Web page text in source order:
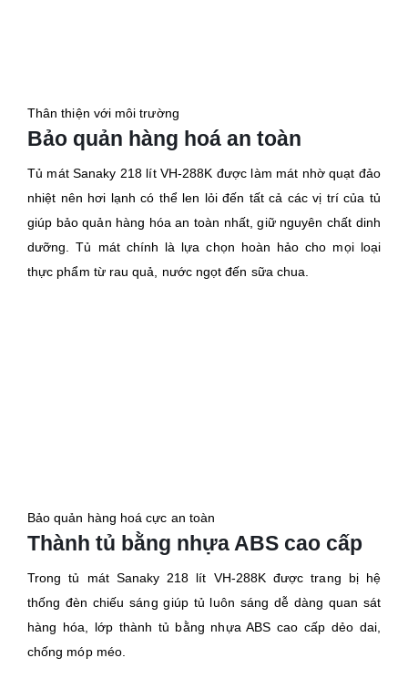
Thân thiện với môi trường
Bảo quản hàng hoá an toàn
Tủ mát Sanaky 218 lít VH-288K được làm mát nhờ quạt đảo
nhiệt nên hơi lạnh có thể len lỏi đến tất cả các vị trí của tủ
giúp bảo quản hàng hóa an toàn nhất, giữ nguyên chất dinh
dưỡng. Tủ mát chính là lựa chọn hoàn hảo cho mọi loại
thực phẩm từ rau quả, nước ngọt đến sữa chua.
Bảo quản hàng hoá cực an toàn
Thành tủ bằng nhựa ABS cao cấp
Trong tủ mát Sanaky 218 lít VH-288K được trang bị hệ
thống đèn chiếu sáng giúp tủ luôn sáng dễ dàng quan sát
hàng hóa, lớp thành tủ bằng nhựa ABS cao cấp dẻo dai,
chống móp méo.